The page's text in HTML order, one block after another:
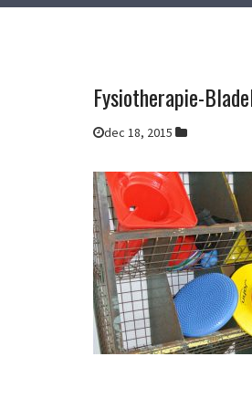
Fysiotherapie-
dec 18, 2015